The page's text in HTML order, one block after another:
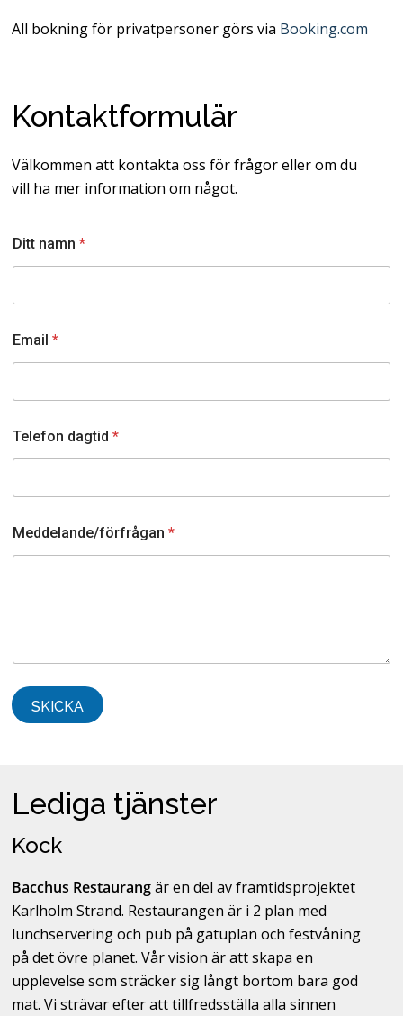
All bokning för privatpersoner görs via Booking.com
Kontaktformulär
Välkommen att kontakta oss för frågor eller om du
vill ha mer information om något.
Ditt namn*
Email*
Telefon dagtid*
Meddelande/förfrågan*
SKICKA
Lediga tjänster
Kock
Bacchus Restaurangär en del av framtidsprojektet
Karlholm Strand. Restaurangen är i 2 plan med
lunchservering och pub på gatuplan och festvåning
på det övre planet. Vår vision är att skapa en
upplevelse som sträcker sig långt bortom bara god
mat. Vi strävar efter att tillfredsställa alla sinnen